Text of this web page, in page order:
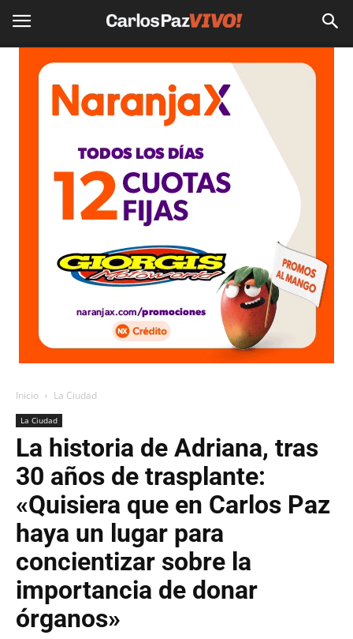
Inicio La Ciudad
La Ciudad
La historia de Adriana, tras
30 años de trasplante:
«Quisiera que en Carlos Paz
haya un lugar para
concientizar sobre la
importancia de donar
órganos»